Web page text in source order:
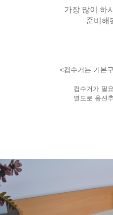
가장 많이 하
준비해
<컵수거는 기본
컵수거가 필
별도로 옵션